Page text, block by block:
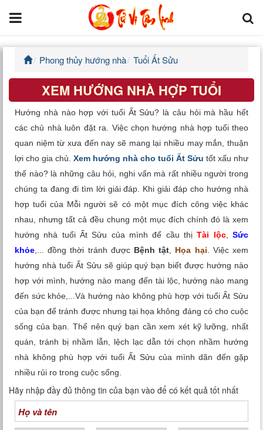
Trang chủ
Tử Vi Đẩu Số
Tử Vi 12 Con Giáp
Phong thủy
Văn Hoa Tâm linh
Xem ngày
Xem tuổi
Xem bói
Tướng số
Cung hoàng đạo
Phong thủy hướng nhà Tuổi Ất Sửu
XEM HƯỚNG NHÀ HỢP TUỔI
Hướng nhà nào hợp với tuổi Ất Sửu? là câu hỏi mà hầu hết
các chủ nhà luôn đặt ra. Việc chọn hướng nhà hợp tuổi theo
quan niệm từ xưa đến nay sẽ mang lại nhiều may mắn, thuận
lợi cho gia chủ. Xem hướng nhà cho tuổi Ất Sửu tốt xấu như
thế nào? là những câu hỏi, nghi vấn mà rất nhiều người trong
chúng ta đang đi tìm lời giải đáp. Khi giải đáp cho hướng nhà
hợp tuổi của Mỗi người sẽ có một mục đích công việc khác
nhau, nhưng tất cả đều chung một mục đích chính đó là xem
hướng nhà tuổi Ất Sửu của mình để cầu thịTài lộc,Sức
khỏe ,... đồng thời tránh được Bệnh tật Họa hại . Việc xem
hướng nhà tuổi Ất Sửu sẽ giúp quý bạn biết được hướng nào
hợp với mình, hướng nào mang đến tài lộc, hướng nào mang
đến sức khỏe,...Và hướng nào không phù hợp với tuổi Ất Sửu
của bạn để tránh được nhưng tại họa không đáng có cho cuộc
sống của bạn. Thế nên quý bạn cần xem xét kỹ lưỡng, nhất
quán, tránh bị nhầm lẫn, lệch lạc dẫn tới chọn nhầm hướng
nhà không phù hợp với tuổi Ất Sửu của mình dãn đến gặp
nhiều rủi ro trong cuộc sống.
Hãy nhập đầy đủ thông tin của bạn vào để có kết quả tốt nhất